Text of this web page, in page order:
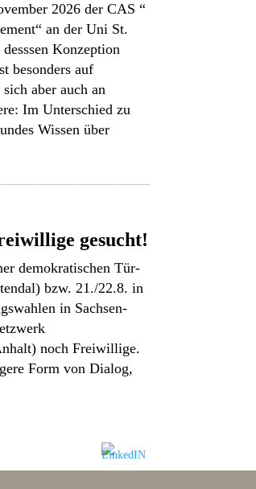
2026 der CAS “
an der Uni St.
Konzeption
besonders auf
aber auch an
Im Unterschied zu
Wissen über
gesucht!
demokratischen Tür-
bzw. 21./22.8. in
in Sachsen-
noch Freiwillige.
Form von Dialog,